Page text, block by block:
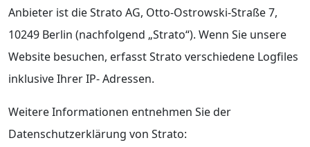
Anbieter ist die Strato AG, Otto-Ostrowski-Straße 7,
10249 Berlin (nachfolgend „Strato“). Wenn Sie unsere
Website besuchen, erfasst Strato verschiedene Logfiles
inklusive Ihrer IP- Adressen.
Weitere Informationen entnehmen Sie der
Datenschutzerklärung von Strato: